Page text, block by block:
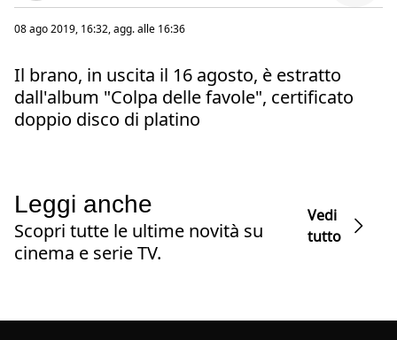
08 ago 2019, 16:32, agg. alle 16:36
Il brano, in uscita il 16 agosto, è estratto
dall'album "Colpa delle favole", certificato
doppio disco di platino
Leggi anche
Scopri tutte le ultime novità su
cinema e serie TV.
Vedi
tutto